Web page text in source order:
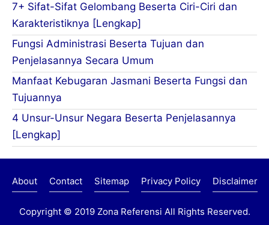
7+ Sifat-Sifat Gelombang Beserta Ciri-Ciri dan
Karakteristiknya [Lengkap]
Fungsi Administrasi Beserta Tujuan dan
Penjelasannya Secara Umum
Manfaat Kebugaran Jasmani Beserta Fungsi dan
Tujuannya
4 Unsur-Unsur Negara Beserta Penjelasannya
[Lengkap]
About Contact Sitemap Privacy Policy Disclaimer
Copyright © 2019 Zona Referensi All Rights Reserved.